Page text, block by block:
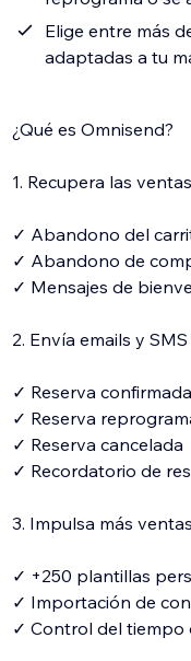
Elige entre más
adaptadas a tu
¿Qué es Omnisend?
1. Recupera las
✓ Abandono del
✓ Abandono de
✓ Mensajes de
2. Envía emails y
✓ Reserva confirmada
✓ Reserva
✓ Reserva cancelada
✓ Recordatorio de
3. Impulsa más
✓ +250 plantillas
✓ Importación de
✓ Control del tiempo